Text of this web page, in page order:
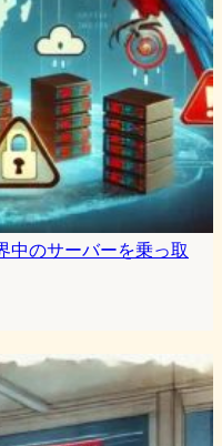
中のサーバーを乗っ取